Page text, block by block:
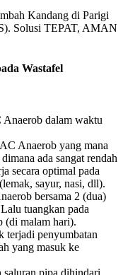
Wastafel
dalam waktu
Anaerob yang mana
ada sangat rendah
secara optimal pada
sayur, nasi, dll).
bersama 2 (dua)
tuangkan pada
(di malam hari).
terjadi penyumbatan
yang masuk ke